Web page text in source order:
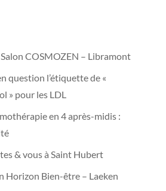
COSMOZEN – Libramont
question l’étiquette de «
» pour les LDL
en 4 après-midis :
& vous à Saint Hubert
Horizon Bien-être – Laeken